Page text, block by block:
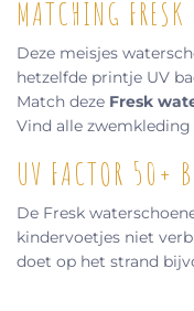
MATCHING FRESK
Deze meisjes
hetzelfde printje UV
Match deze Fresk
Vind alle zwemkleding
UV FACTOR 50+
De Fresk
kindervoetjes niet
doet op het strand